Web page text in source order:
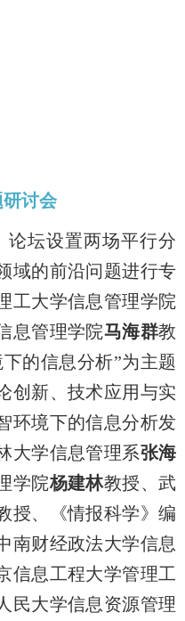
讨会
论坛设置两场平行分
域的前沿问题进行专
工大学信息管理学院
息管理学院马海群教
的信息分析”为主题
创新、技术应用与实
环境下的信息分析发
大学信息管理系张海
学院杨建林教授、武
授、《情报科学》编
南财经政法大学信息
信息工程大学管理工
民大学信息资源管理